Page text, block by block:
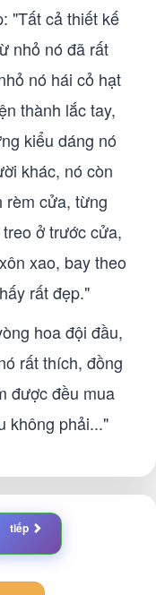
"Tất cả thiết kế
nhỏ nó đã rất
nó hái cỏ hạt
thành lắc tay,
kiểu dáng nó
khác, nó còn
rèm cửa, từng
ở trước cửa,
xao, bay theo
rất đẹp."
hoa đội đầu,
rất thích, đồng
được đều mua
không phải..."
tiếp